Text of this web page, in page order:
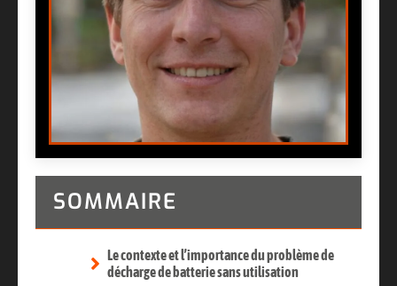
SOMMAIRE
Le contexte et l’importance du problème de
décharge de batterie sans utilisation